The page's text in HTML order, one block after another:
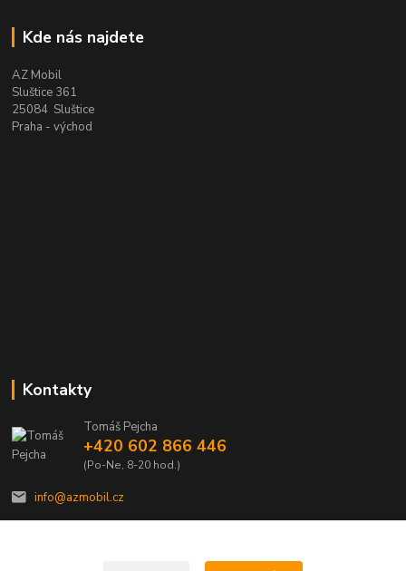
Kde nás najdete
AZ Mobil
Sluštice 361
25084 Sluštice
Praha - východ
Kontakty
Tomáš Pejcha
+420 602 866 446
(Po-Ne, 8-20 hod.)
info@azmobil.cz